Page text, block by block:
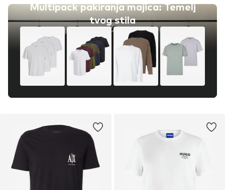
Multipack pakiranja majica: Temelj
tvog stila